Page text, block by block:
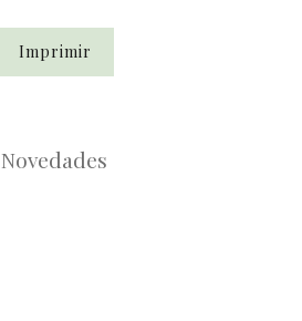
Imprimir
Novedades